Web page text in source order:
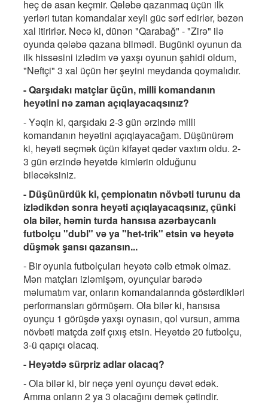
heç də asan keçmir. Qələbə qazanmaq üçün ilk
yerləri tutan komandalar xeyli güc sərf edirlər, bəzən
xal itirirlər. Necə ki, dünən "Qarabağ" - "Zirə" ilə
oyunda qələbə qazana bilmədi. Bugünki oyunun da
ilk hissəsini izlədim və yaxşı oyunun şahidi oldum,
"Neftçi" 3 xal üçün hər şeyini meydanda qoymalıdır.
- Qarşıdakı matçlar üçün, milli komandanın
heyətini nə zaman açıqlayacaqsınız?
- Yəqin ki, qarşıdakı 2-3 gün ərzində milli
komandanın heyətini açıqlayacağam. Düşünürəm
ki, heyəti seçmək üçün kifayət qədər vaxtım oldu. 2-
3 gün ərzində heyətdə kimlərin olduğunu
biləcəksiniz.
- Düşünürdük ki, çempionatın növbəti turunu da
izlədikdən sonra heyəti açıqlayacaqsınız, çünki
ola bilər, həmin turda hansısa azərbaycanlı
futbolçu "dubl" və ya "het-trik" etsin və heyətə
düşmək şansı qazansın...
- Bir oyunla futbolçuları heyətə cəlb etmək olmaz.
Mən matçları izləmişəm, oyunçular barədə
məlumatım var, onların komandalarında göstərdikləri
performansları görmüşəm. Ola bilər ki, hansısa
oyunçu 1 görüşdə yaxşı oynasın, qol vursun, amma
növbəti matçda zəif çıxış etsin. Heyətdə 20 futbolçu,
3-ü qapıçı olacaq.
- Heyətdə sürpriz adlar olacaq?
- Ola bilər ki, bir neçə yeni oyunçu dəvət edək.
Amma onların 2 ya 3 olacağını demək çətindir.